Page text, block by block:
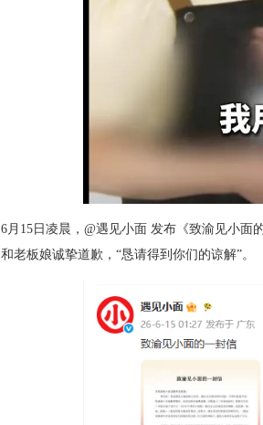
6月15日凌晨，@遇见小面 发布《致渝见小面
和老板娘诚挚道歉，“恳请得到你们的谅解”。